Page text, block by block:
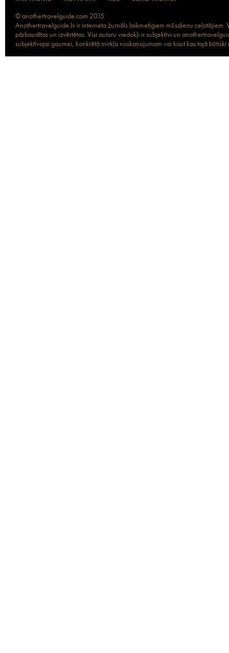
© anothertravelguide.com 2015
Anothertravelguide.lv ir interneta žurnāls laikmetīgiem mūsdienu
pārbaudītas un izvērtētas. Visi autoru viedokļi ir subjektīvi un
subjektīvajai gaumei, konkrētā mirkļa noskaņojumam vai kaut kas tajā